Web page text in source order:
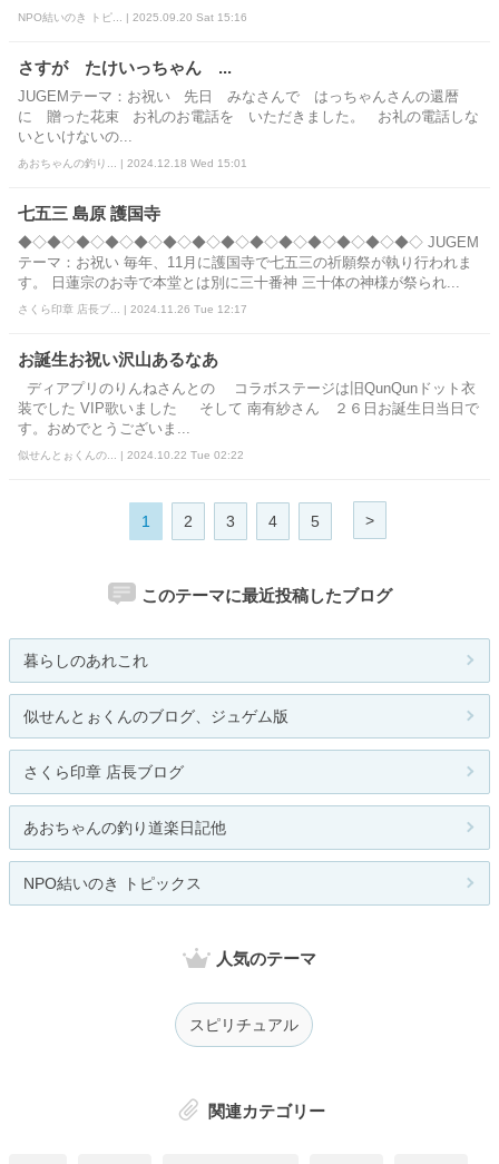
NPO結いのき トピ... | 2025.09.20 Sat 15:16
さすが たけいっちゃん ...
JUGEMテーマ：お祝い 先日 みなさんで はっちゃんさんの還暦
に 贈った花束 お礼のお電話を いただきました。 お礼の電話しな
いといけないの...
あおちゃんの釣り... | 2024.12.18 Wed 15:01
七五三 島原 護国寺
◆◇◆◇◆◇◆◇◆◇◆◇◆◇◆◇◆◇◆◇◆◇◆◇◆◇◆◇ JUGEM
テーマ：お祝い 毎年、11月に護国寺で七五三の祈願祭が執り行われま
す。 日蓮宗のお寺で本堂とは別に三十番神 三十体の神様が祭られ...
さくら印章 店長ブ... | 2024.11.26 Tue 12:17
お誕生お祝い沢山あるなあ
ディアプリのりんねさんとの コラボステージは旧QunQunドット衣
装でした VIP歌いました そして 南有紗さん ２６日お誕生日当日で
す。おめでとうございま...
似せんとぉくんの... | 2024.10.22 Tue 02:22
1 2 3 4 5 >
このテーマに最近投稿したブログ
暮らしのあれこれ
似せんとぉくんのブログ、ジュゲム版
さくら印章 店長ブログ
あおちゃんの釣り道楽日記他
NPO結いのき トピックス
人気のテーマ
スピリチュアル
関連カテゴリー